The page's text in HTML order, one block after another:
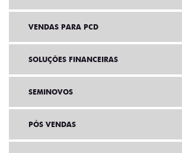
VENDAS PARA PCD
SOLUÇÕES FINANCEIRAS
SEMINOVOS
PÓS VENDAS